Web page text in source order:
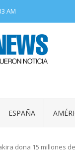
AM
ESPAÑA
dona 15 millones